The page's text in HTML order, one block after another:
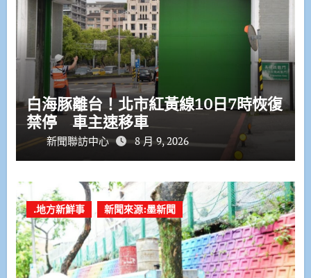
白海豚離台！北市紅黃線10日7時恢復
禁停 車主速移車
新聞聯訪中心 8 月 9, 2026
.地方新鮮事 新聞來源:墨新聞